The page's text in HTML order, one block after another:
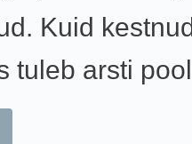
Kuid
tuleb arsti